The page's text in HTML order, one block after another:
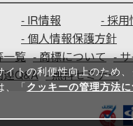
IR情報
採用
個人情報保護方針
一覧
商標について
連Q&A
無料セミナー
イトの利便性向上のため
、「 クッキーの管理方法に